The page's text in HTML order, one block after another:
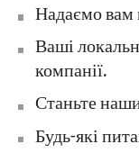
Надаємо вам
Ваші
компанії.
Станьте
Будь-які